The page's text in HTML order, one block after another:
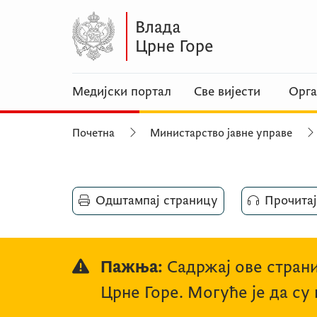
Медијски портал Све вијести
Почетна Министарство јавне управе
Одштампај страницу
Пажња: Садржај ове
Црне Горе. Могуће је да